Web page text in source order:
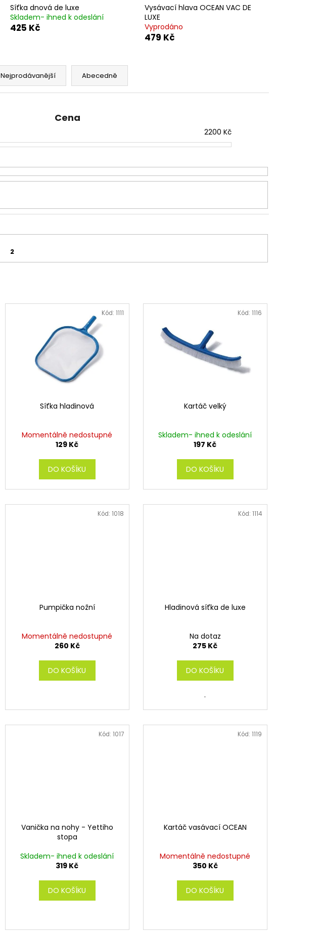
Síťka dnová de luxe
Skladem- ihned k odeslání
425 Kč
Vysávací hlava OCEAN VAC DE
LUXE
Vyprodáno
479 Kč
Nejprodávanější Abecedně
Cena
2200 Kč
2
Síťka hladinová
Momentálně nedostupné
129 Kč
DO KOŠÍKU
Kód: 1111
Kartáč velký
Skladem- ihned k odeslání
197 Kč
DO KOŠÍKU
Kód: 1116
Pumpička nožní
Momentálně nedostupné
260 Kč
DO KOŠÍKU
Kód: 1018
Hladinová síťka de luxe
Na dotaz
275 Kč
DO KOŠÍKU
.
Kód: 1114
Vanička na nohy - Yettiho
stopa
Skladem- ihned k odeslání
319 Kč
DO KOŠÍKU
Kód: 1017
Kartáč vasávací OCEAN
Momentálně nedostupné
350 Kč
DO KOŠÍKU
Kód: 1119